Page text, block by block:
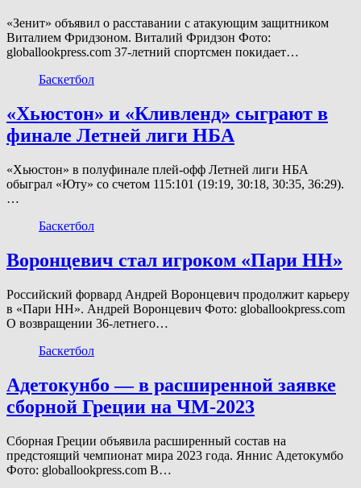
«Зенит» объявил о расставании с атакующим защитником
Виталием Фридзоном. Виталий Фридзон Фото:
globallookpress.com 37-летний спортсмен покидает…
Баскетбол
«Хьюстон» и «Кливленд» сыграют в
финале Летней лиги НБА
«Хьюстон» в полуфинале плей-офф Летней лиги НБА
обыграл «Юту» со счетом 115:101 (19:19, 30:18, 30:35, 36:29).
…
Баскетбол
Воронцевич стал игроком «Пари НН»
Российский форвард Андрей Воронцевич продолжит карьеру
в «Пари НН». Андрей Воронцевич Фото: globallookpress.com
О возвращении 36-летнего…
Баскетбол
Адетокунбо — в расширенной заявке
сборной Греции на ЧМ-2023
Сборная Греции объявила расширенный состав на
предстоящий чемпионат мира 2023 года. Яннис Адетокумбо
Фото: globallookpress.com В…